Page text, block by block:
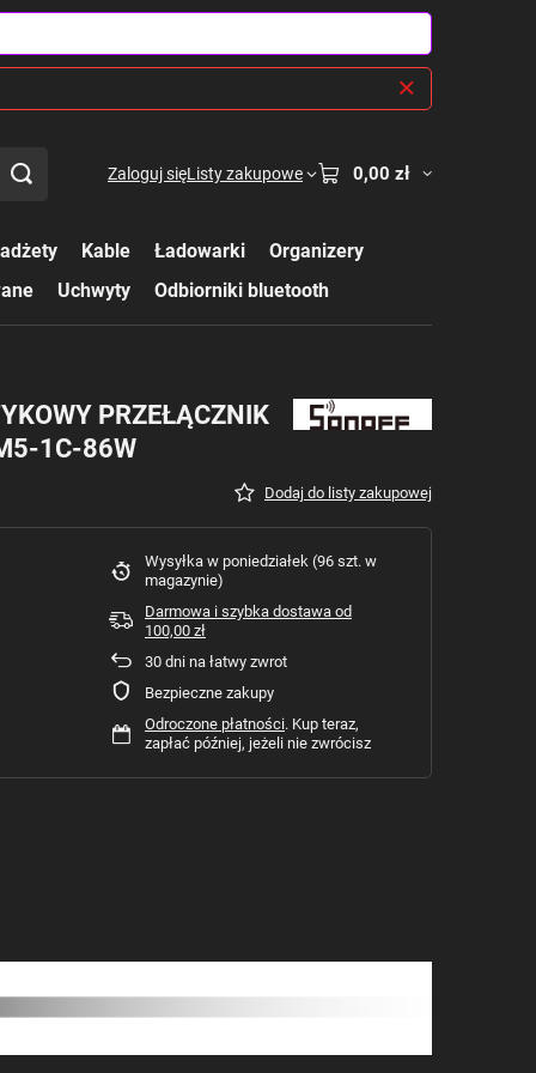
Zaloguj sięListy zakupowe 0,00 zł
Kable Ładowarki
Organizery
Uchwyty Odbiorniki bluetooth
PRZEŁĄCZNIK
1C-86W
Dodaj do listy zakupowej
Wysyłka w poniedziałek (96 szt. w
magazynie)
Darmowa i szybka dostawa od
100,00 zł
30 dni na łatwy zwrot
Bezpieczne zakupy
Odroczone płatności. Kup teraz,
zapłać później, jeżeli nie zwrócisz